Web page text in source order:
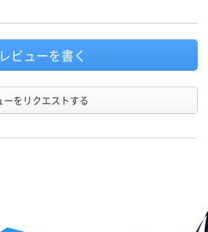
レビューを書く
ーをリクエストする